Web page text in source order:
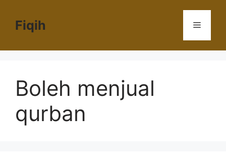
Fiqih Menu
Boleh menjual
qurban